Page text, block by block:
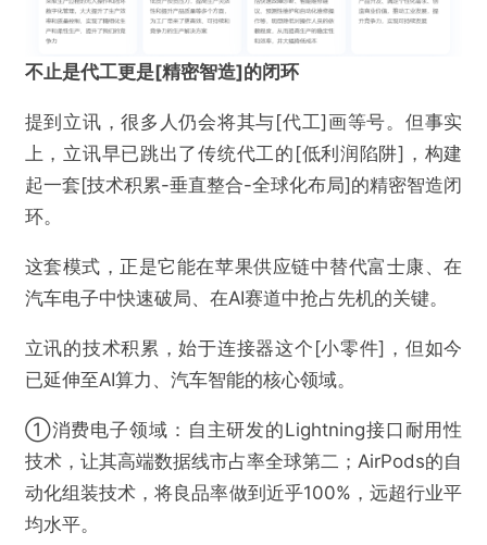
不止是代工更是[精密智造]的闭环
提到立讯，很多人仍会将其与[代工]画等号。但事实
上，立讯早已跳出了传统代工的[低利润陷阱]，构建
起一套[技术积累-垂直整合-全球化布局]的精密智造闭
环。
这套模式，正是它能在苹果供应链中替代富士康、在
汽车电子中快速破局、在AI赛道中抢占先机的关键。
立讯的技术积累，始于连接器这个[小零件]，但如今
已延伸至AI算力、汽车智能的核心领域。
①消费电子领域：自主研发的Lightning接口耐用性
技术，让其高端数据线市占率全球第二；AirPods的自
动化组装技术，将良品率做到近乎100%，远超行业平
均水平。